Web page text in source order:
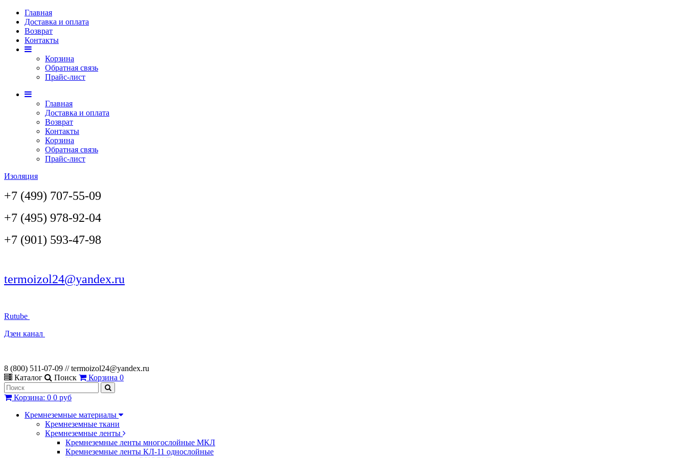
Главная
Доставка и оплата
Возврат
Контакты
Корзина
Обратная связь
Прайс-лист
Главная
Доставка и оплата
Возврат
Контакты
Корзина
Обратная связь
Прайс-лист
Изоляция
+7 (499) 707-55-09
+7 (495) 978-92-04
+7 (901) 593-47-98
termoizol24@yandex.ru
Rutube
Дзен канал
8 (800) 511-07-09 // termoizol24@yandex.ru
Каталог
Поиск Корзина 0
Корзина: 0 0 руб
Кремнеземные материалы
Кремнеземные ткани
Кремнеземные ленты
Кремнеземные ленты многослойные МКЛ
Кремнеземные ленты КЛ-11 однослойные